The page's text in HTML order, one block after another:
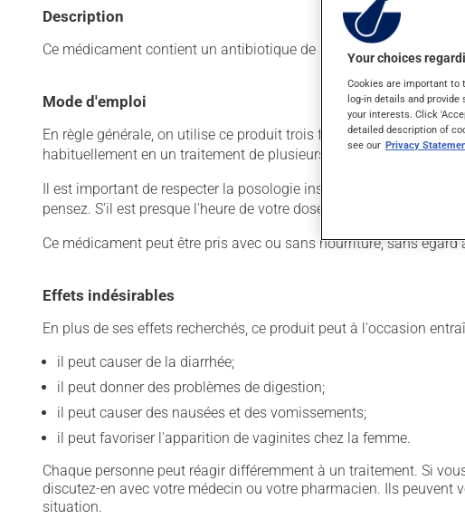
Description
Ce médicament contient un antibiotique de la famille des
Mode d'emploi
En règle générale, on utilise ce produit trois fois par jour. Il est
habituellement en un traitement de plusieurs jours. Pour en retirer
Il est important de respecter la posologie inscrite sur l'étiquette.
pensez. S'il est presque l'heure de votre dose suivante, laissez
Ce médicament peut être pris avec ou sans nourriture, sans
Effets indésirables
En plus de ses effets recherchés, ce produit peut à l'occasion
il peut causer de la diarrhée;
il peut donner des problèmes de digestion;
il peut causer des nausées et des vomissements;
il peut favoriser l'apparition de vaginites chez la femme.
Chaque personne peut réagir différemment à un traitement. Si
discutez-en avec votre médecin ou votre pharmacien. Ils peuvent
situation.
Your choices
Cookies are important to
log-in details and
your interests. Click
detailed description of
see our Privacy